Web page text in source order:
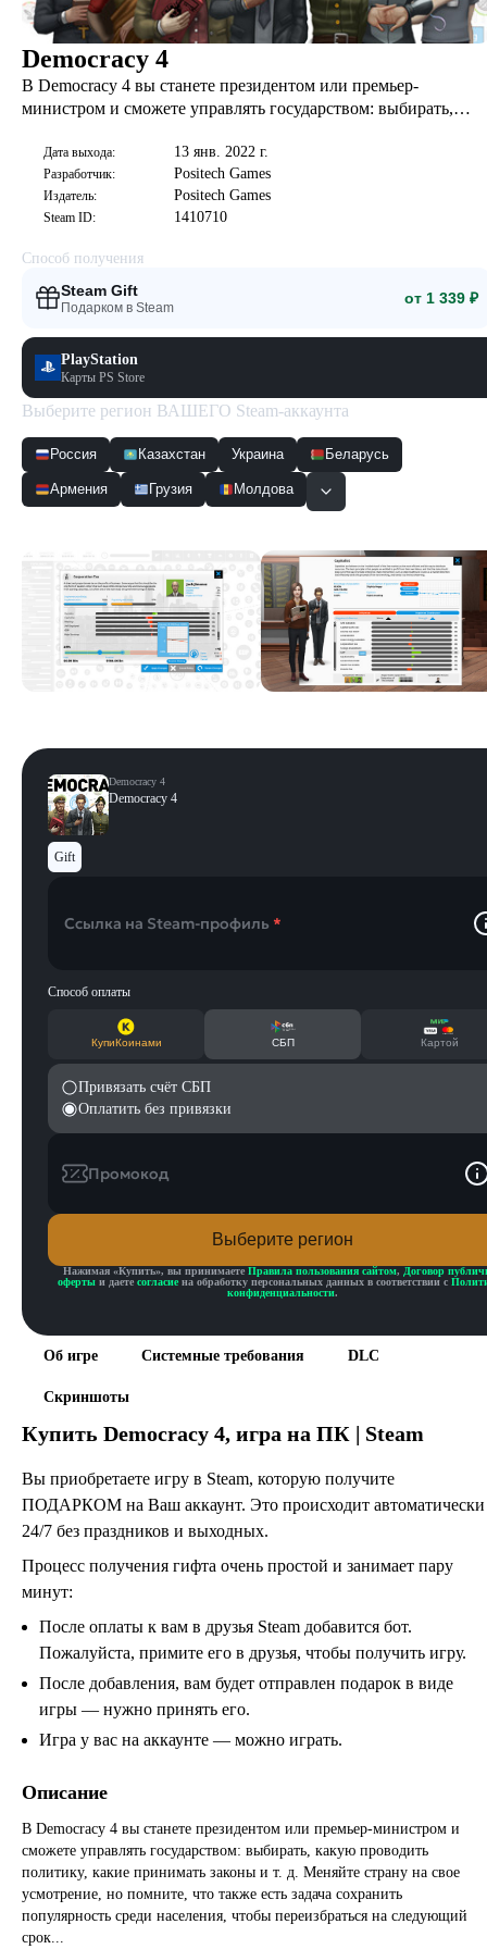
Democracy 4
В Democracy 4 вы станете президентом или премьер-
министром и сможете управлять государством: выбирать,
Дата выхода: 13 янв. 2022 г.
Разработчик: Positech Games
Издатель: Positech Games
Steam ID: 1410710
Способ получения
Steam Gift
Подарком в Steam
от 1 339 ₽
PlayStation
Карты PS Store
Выберите регион ВАШЕГО Steam-аккаунта
Россия Казахстан Украина Беларусь
Армения Грузия Молдова
Об игре Системные требования DLC
Скриншоты
Купить Democracy 4, игра на ПК | Steam
Вы приобретаете игру в Steam, которую получите
ПОДАРКОМ на Ваш аккаунт. Это происходит автоматически
24/7 без праздников и выходных.
Процесс получения гифта очень простой и занимает пару
минут:
После оплаты к вам в друзья Steam добавится бот.
Пожалуйста, примите его в друзья, чтобы получить игру.
После добавления, вам будет отправлен подарок в виде
игры — нужно принять его.
Игра у вас на аккаунте — можно играть.
Описание
В Democracy 4 вы станете президентом или премьер-министром и
сможете управлять государством: выбирать, какую проводить
политику, какие принимать законы и т. д. Меняйте страну на свое
усмотрение, но помните, что также есть задача сохранить
популярность среди населения, чтобы переизбраться на следующий
срок...
Democracy 4
Democracy 4
Gift
Ссылка на Steam-профиль *
Способ оплаты
КупиКоинами СБП Картой
Привязать счёт СБП
Оплатить без привязки
Промокод
Выберите регион
Нажимая «Купить», вы принимаете Правила пользования сайтом, Договор
оферты и даете согласие на обработку персональных данных в соответствии с
конфиденциальности.